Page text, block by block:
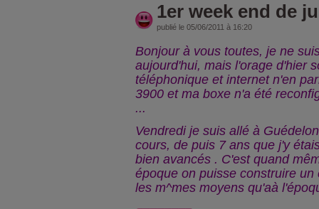
1er week end de
publié le 05/06/2011 à 16:20
Bonjour à vous toutes, je ne
aujourd'hui, mais l'orage d'hier
téléphonique et internet n'en
3900 et ma boxe n'a été
...
Vendredi je suis allé à
cours, de puis 7 ans que j'y
bien avancés . C'est quand
époque on puisse construire
les m^mes moyens qu'aà